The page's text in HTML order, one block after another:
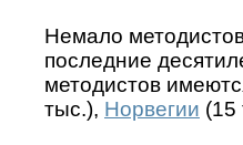
Немало
последние
методистов
тыс.), Норвегии (15